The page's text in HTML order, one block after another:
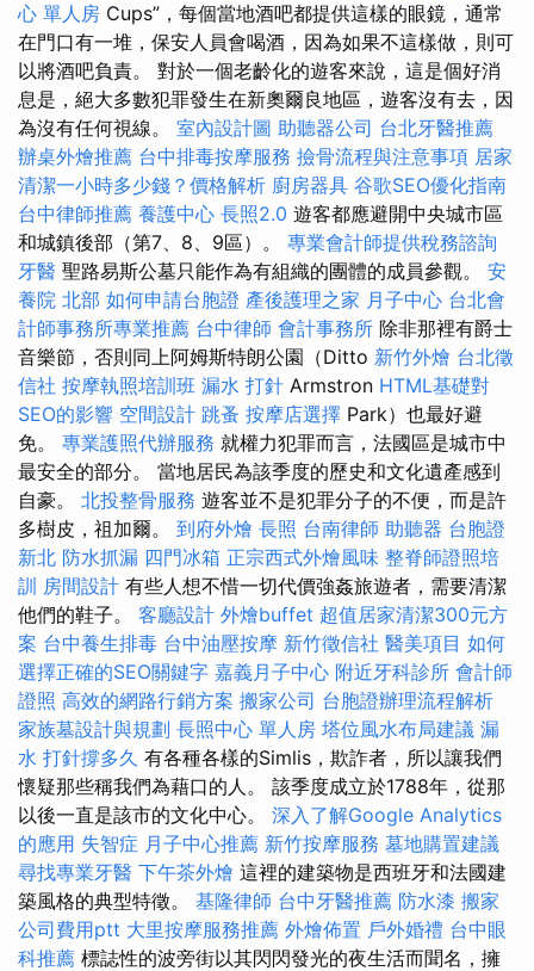
心 單人房 Cups”，每個當地酒吧都提供這樣的眼鏡，通常
在門口有一堆，保安人員會喝酒，因為如果不這樣做，則可
以將酒吧負責。 對於一個老齡化的遊客來說，這是個好消
息是，絕大多數犯罪發生在新奧爾良地區，遊客沒有去，因
為沒有任何視線。 室內設計圖 助聽器公司 台北牙醫推薦
辦桌外燴推薦 台中排毒按摩服務 撿骨流程與注意事項 居家
清潔一小時多少錢？價格解析 廚房器具 谷歌SEO優化指南
台中律師推薦 養護中心 長照2.0 遊客都應避開中央城市區
和城鎮後部（第7、8、9區）。 專業會計師提供稅務諮詢
牙醫 聖路易斯公墓只能作為有組織的團體的成員參觀。 安
養院 北部 如何申請台胞證 產後護理之家 月子中心 台北會
計師事務所專業推薦 台中律師 會計事務所 除非那裡有爵士
音樂節，否則同上阿姆斯特朗公園（Ditto 新竹外燴 台北徵
信社 按摩執照培訓班 漏水 打針 Armstron HTML基礎對
SEO的影響 空間設計 跳蚤 按摩店選擇 Park）也最好避
免。 專業護照代辦服務 就權力犯罪而言，法國區是城市中
最安全的部分。 當地居民為該季度的歷史和文化遺產感到
自豪。 北投整骨服務 遊客並不是犯罪分子的不便，而是許
多樹皮，祖加爾。 到府外燴 長照 台南律師 助聽器 台胞證
新北 防水抓漏 四門冰箱 正宗西式外燴風味 整脊師證照培
訓 房間設計 有些人想不惜一切代價強姦旅遊者，需要清潔
他們的鞋子。 客廳設計 外燴buffet 超值居家清潔300元方
案 台中養生排毒 台中油壓按摩 新竹徵信社 醫美項目 如何
選擇正確的SEO關鍵字 嘉義月子中心 附近牙科診所 會計師
證照 高效的網路行銷方案 搬家公司 台胞證辦理流程解析
家族墓設計與規劃 長照中心 單人房 塔位風水布局建議 漏
水 打針撐多久 有各種各樣的Simlis，欺詐者，所以讓我們
懷疑那些稱我們為藉口的人。 該季度成立於1788年，從那
以後一直是該市的文化中心。 深入了解Google Analytics
的應用 失智症 月子中心推薦 新竹按摩服務 墓地購置建議
尋找專業牙醫 下午茶外燴 這裡的建築物是西班牙和法國建
築風格的典型特徵。 基隆律師 台中牙醫推薦 防水漆 搬家
公司費用ptt 大里按摩服務推薦 外燴佈置 戶外婚禮 台中眼
科推薦 標誌性的波旁街以其閃閃發光的夜生活而聞名，擁